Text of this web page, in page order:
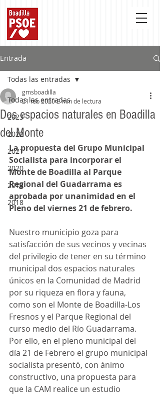
Entrada
Todas las entradas
2023
2022
2021
2020
2019
2018
Todas las entradas
Dos espacios naturales en Boadilla
del Monte
gmsboadilla
21 feb 20202 min de lectura
La propuesta del Grupo Municipal
Socialista para incorporar el
Monte de Boadilla al Parque
Regional del Guadarrama es
aprobada por unanimidad en el
Pleno del viernes 21 de febrero.
Nuestro municipio goza para
satisfacción de sus vecinos y vecinas
del privilegio de tener en su término
municipal dos espacios naturales
únicos en la Comunidad de Madrid
por su riqueza en flora y fauna,
como son el Monte de Boadilla-Los
Fresnos y el Parque Regional del
curso medio del Río Guadarrama.
Por ello, en el pleno municipal del
día 21 de Febrero el grupo municipal
socialista presentó, con ánimo
constructivo, una propuesta para
que la CAM realice un estudio